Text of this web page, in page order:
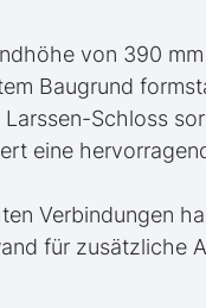
von 390
Baugrund
Schloss
eine
Verbindungen
für zusätzliche